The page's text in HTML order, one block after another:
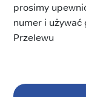
prosimy
numer i używać
Przelewu